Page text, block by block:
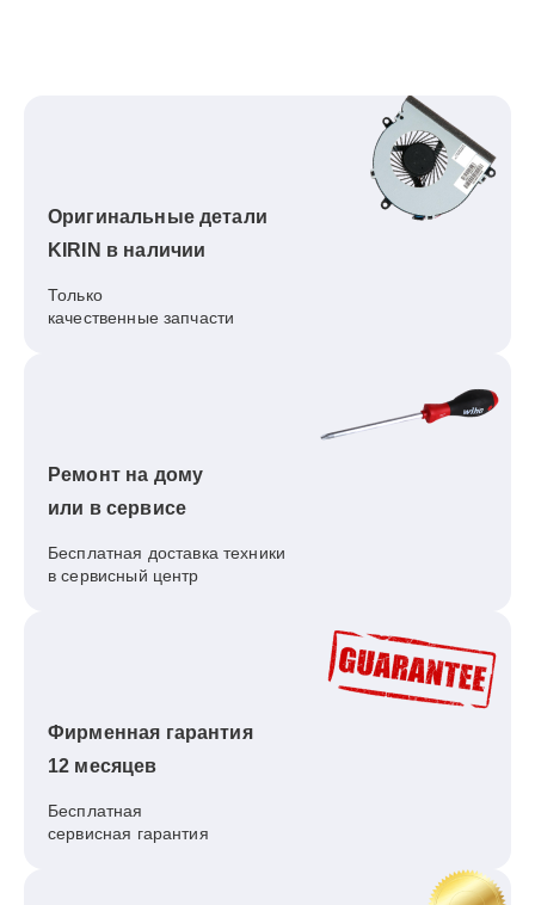
Оригинальные детали
KIRIN в наличии
Только
качественные запчасти
Ремонт на дому
или в сервисе
Бесплатная доставка техники
в сервисный центр
Фирменная гарантия
12 месяцев
Бесплатная
сервисная гарантия